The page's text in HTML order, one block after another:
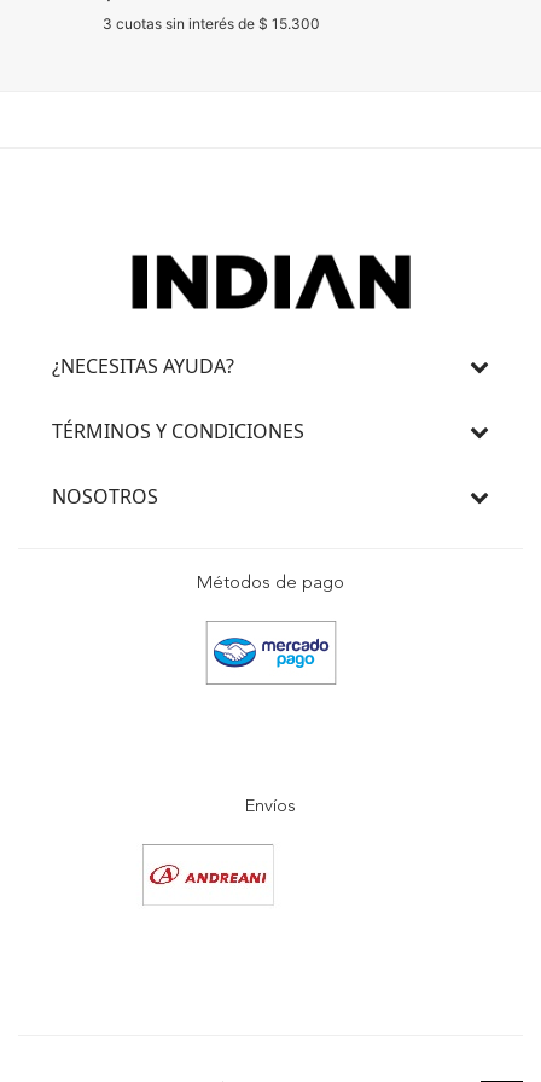
3 cuotas sin interés de $ 15.300
¿NECESITAS AYUDA?
TÉRMINOS Y CONDICIONES
NOSOTROS
Métodos de pago
Envíos